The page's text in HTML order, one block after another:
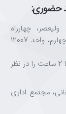
حضوری:
چهارراه
طالقانی، مجتمع تجاری نور تهران، طبقه تجاری چهارم، واحد 12007
(به علت حجم بالای سفارشات، حتما زمان انتظار تا 2 ساعت را در نظر
مجتمع اداری